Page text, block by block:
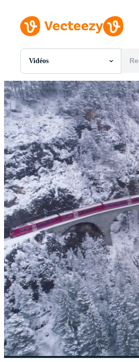
Vidéos
Toutes Images
Photos
PNGs
PSDs
SVGs
Modèles
Vecteurs
Vidéos
Motion graphics
Images Éditoriales
Événements Éditoriaux